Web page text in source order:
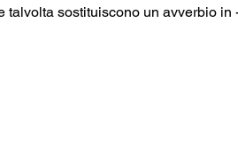
talvolta sostituiscono un avverbio in